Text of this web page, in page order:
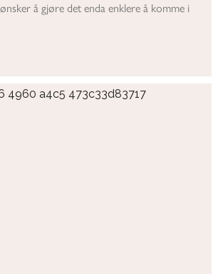
å gjøre det enda enklere å komme i